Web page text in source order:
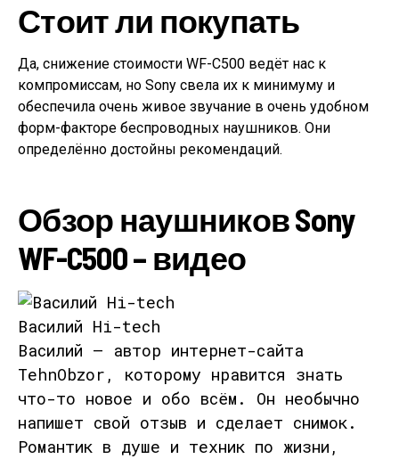
Стоит ли покупать
Да, снижение стоимости WF-C500 ведёт нас к
компромиссам, но Sony свела их к минимуму и
обеспечила очень живое звучание в очень удобном
форм-факторе беспроводных наушников. Они
определённо достойны рекомендаций.
Обзор наушников Sony
WF-C500 – видео
Василий Hi-tech
Василий — автор интернет-сайта
TehnObzor, которому нравится знать
что-то новое и обо всём. Он необычно
напишет свой отзыв и сделает снимок.
Романтик в душе и техник по жизни,